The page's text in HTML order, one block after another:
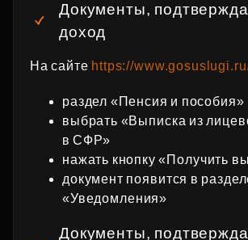
Документы,
доход
На сайте https://
раздел «Пенсия и пособия»
выбрать «Выписка из
в СФР»
нажать кнопку «Получить
документ появится в
«Уведомления»
Документы,